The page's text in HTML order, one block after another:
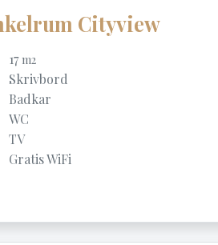
Cityview
17m2
Skrivbord
Badkar
WC
TV
Gratis WiFi